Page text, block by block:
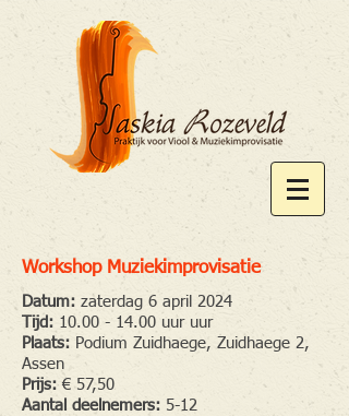
Workshop Muziekimprovisatie
Datum: zaterdag 6 april 2024
Tijd: 10.00 - 14.00 uur uur
Plaats: Podium Zuidhaege, Zuidhaege 2,
Assen
Prijs:€ 57,50
Aantal deelnemers: 5-12